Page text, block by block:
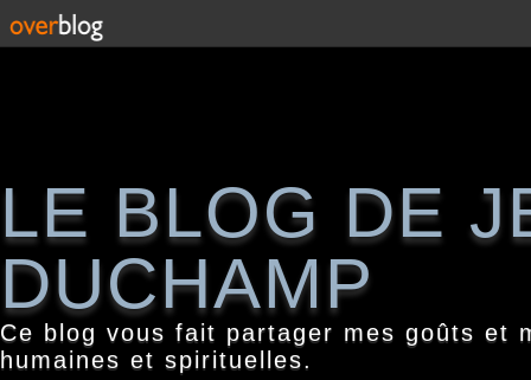
LE BLOG DE
DUCHAMP
Ce blog vous fait partager mes goûts et
humaines et spirituelles.